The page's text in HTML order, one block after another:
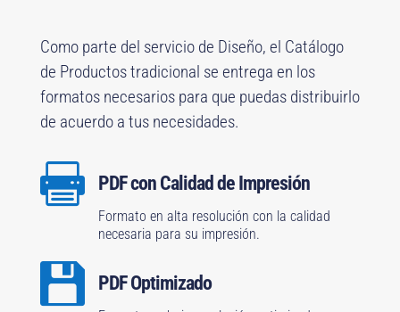
Como parte del servicio de Diseño, el Catálogo
de Productos tradicional se entrega en los
formatos necesarios para que puedas distribuirlo
de acuerdo a tus necesidades.
 PDF con Calidad de Impresión
Formato en alta resolución con la calidad
necesaria para su impresión.
 PDF Optimizado